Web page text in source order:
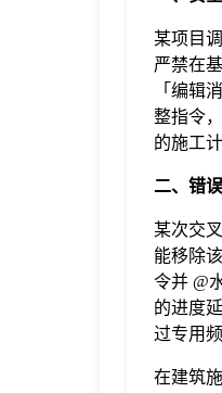
某项目
严禁在
「编辑
整指令
的施工
二、错
某次交
能移除
令并 @
的进度
过专用
在建筑